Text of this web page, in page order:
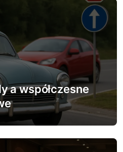
a współczesne